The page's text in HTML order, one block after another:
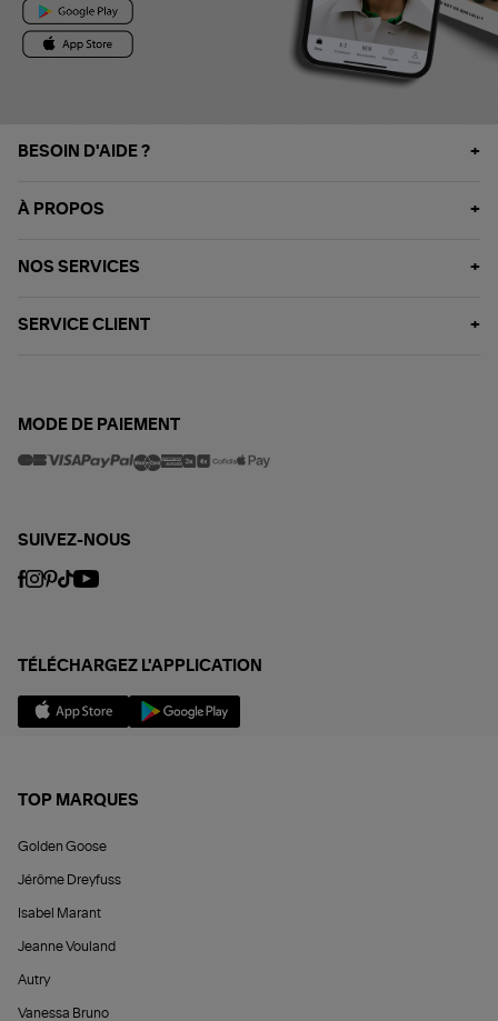
BESOIN D'AIDE ?
À PROPOS
NOS SERVICES
SERVICE CLIENT
MODE DE PAIEMENT
SUIVEZ-NOUS
TÉLÉCHARGEZ L'APPLICATION
TOP MARQUES
Golden Goose
Jérôme Dreyfuss
Isabel Marant
Jeanne Vouland
Autry
Vanessa Bruno